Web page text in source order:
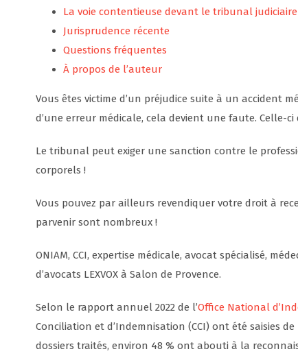
La voie contentieuse devant le tribunal judiciaire
Jurisprudence récente
Questions fréquentes
À propos de l’auteur
Vous êtes victime d’un préjudice suite à un accident
d’une erreur médicale, cela devient une faute. Celle-
Le tribunal peut exiger une sanction contre le
corporels !
Vous pouvez par ailleurs revendiquer votre droit à
parvenir sont nombreux !
ONIAM, CCI, expertise médicale, avocat spécialisé,
d’avocats LEXVOX à Salon de Provence.
Selon le rapport annuel 2022 de l’Office National
Conciliation et d’Indemnisation (CCI) ont été saisies
dossiers traités, environ 48 % ont abouti à la